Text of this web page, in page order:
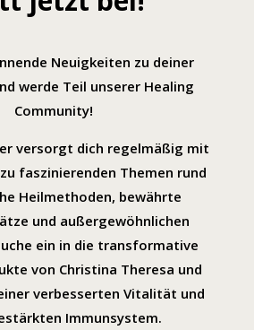
Neuigkeiten zu deiner
werde Teil unserer Healing
Community!
versorgt dich regelmäßig mit
faszinierenden Themen rund
Heilmethoden, bewährte
und außergewöhnlichen
ein in die transformative
von Christina Theresa und
verbesserten Vitalität und
Immunsystem.